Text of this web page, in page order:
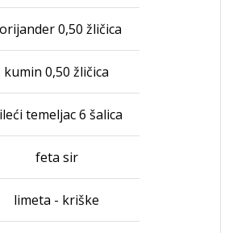
0,50 žličica
kumin 0,50 žličica
temeljac 6 šalica
feta sir
limeta - kriške